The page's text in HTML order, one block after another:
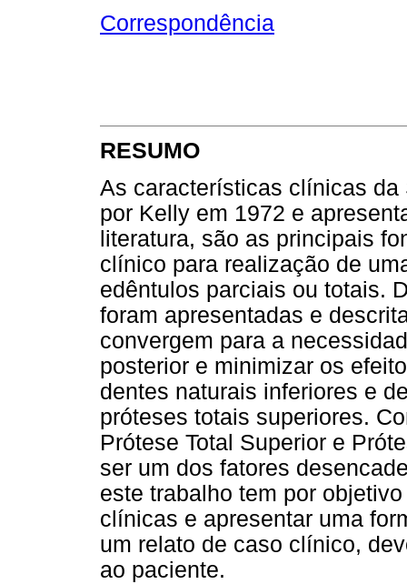
Correspondência
RESUMO
As características clínicas
por Kelly em 1972 e
literatura, são as principais
clínico para realização de
edêntulos parciais ou totais.
foram apresentadas e
convergem para a
posterior e minimizar os
dentes naturais inferiores e
próteses totais superiores.
Prótese Total Superior e
ser um dos fatores
este trabalho tem por
clínicas e apresentar uma
um relato de caso clínico,
ao paciente.